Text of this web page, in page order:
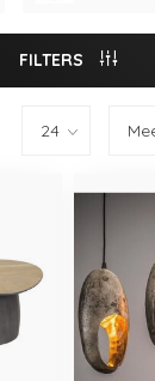
FILTERS